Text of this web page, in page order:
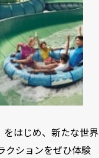
をはじめ、新たな世界
クションをぜひ体験